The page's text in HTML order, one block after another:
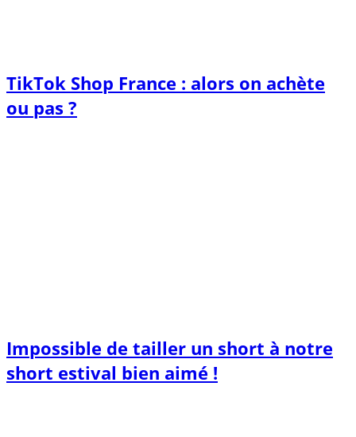
TikTok Shop France : alors on achète
ou pas ?
Impossible de tailler un short à notre
short estival bien aimé !